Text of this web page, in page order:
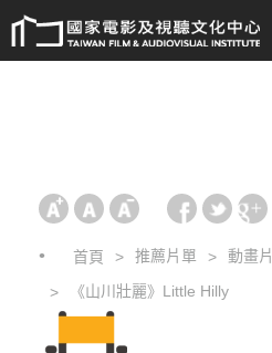
首頁 推薦片單
動畫片
《山川壯麗》Little Hilly